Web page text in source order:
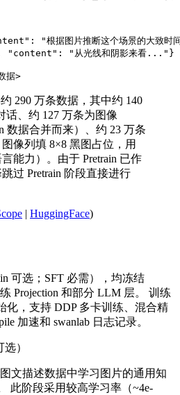
"根据图片推断这个场景的大致时
"从光线和阴影来看..."}
290 万条数据，其中约 140
话、约 127 万条为图像
数据合并而来）、约 23 万条
像列填 8×8 黑图占位，用
能力）。由于 Pretrain 已作
过 Pretrain 阶段直接进行
| HuggingFace)
可选；SFT 必需），均冻结
Projection 和部分 LLM 层。 训练
化，支持 DDP 多卡训练、混合精
加速和 swanlab 日志记录。
）
文描述数据中学习图片的通用知
此阶段采用较高学习率（~4e-